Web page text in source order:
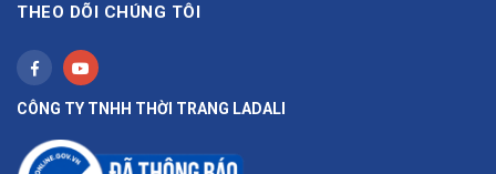
THEO DÕI CHÚNG TÔI
CÔNG TY TNHH THỜI TRANG LADALI